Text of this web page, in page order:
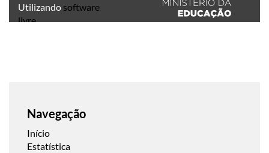
Utilizando software
livre.
Navegação
Início
Estatística